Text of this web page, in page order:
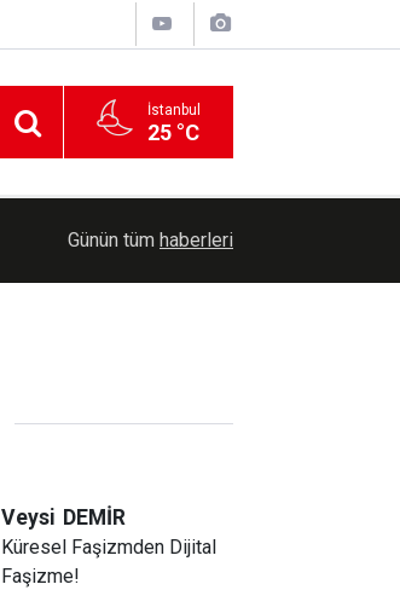
İstanbul
25 °C
Mardin'de bir iş yeri daha silahlı saldırıya uğradı
Günün tüm haberleri
Veysi DEMİR
Küresel Faşizmden Dijital
Faşizme!